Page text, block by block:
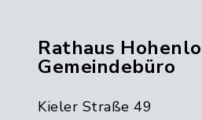
Rathaus
Gemeindebüro
Kieler Straße 49